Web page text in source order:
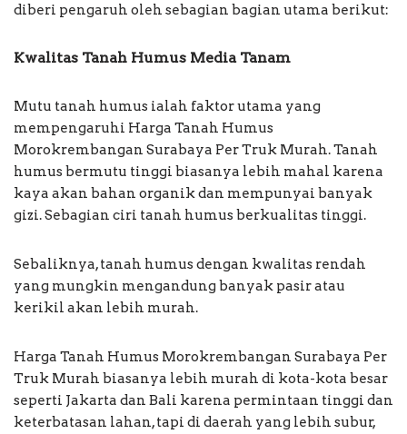
diberi pengaruh oleh sebagian bagian utama berikut:
Kwalitas Tanah Humus Media Tanam
Mutu tanah humus ialah faktor utama yang
mempengaruhi Harga Tanah Humus
Morokrembangan Surabaya Per Truk Murah. Tanah
humus bermutu tinggi biasanya lebih mahal karena
kaya akan bahan organik dan mempunyai banyak
gizi. Sebagian ciri tanah humus berkualitas tinggi.
Sebaliknya, tanah humus dengan kwalitas rendah
yang mungkin mengandung banyak pasir atau
kerikil akan lebih murah.
Harga Tanah Humus Morokrembangan Surabaya Per
Truk Murah biasanya lebih murah di kota-kota besar
seperti Jakarta dan Bali karena permintaan tinggi dan
keterbatasan lahan, tapi di daerah yang lebih subur,